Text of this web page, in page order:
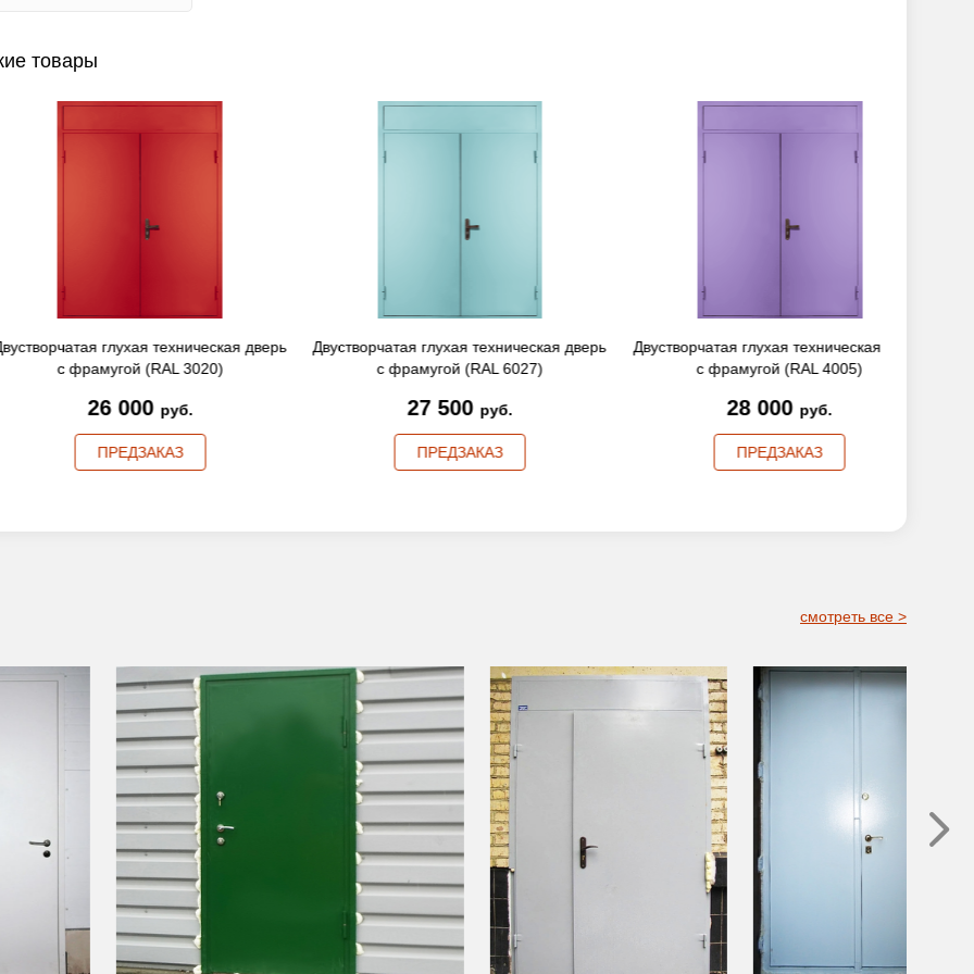
товары
глухая техническая дверь
с фрамугой (RAL 3020)
26 000 руб.
ПРЕДЗАКАЗ
Двустворчатая глухая техническая дверь
с фрамугой (RAL 6027)
27 500 руб.
ПРЕДЗАКАЗ
Двустворчатая глухая техническая дверь
с фрамугой (RAL 4005)
28 000 руб.
ПРЕДЗАКАЗ
смотреть все >